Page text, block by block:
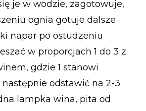
je w wodzie, zagotowuje,
ognia gotuje dalsze
napar po ostudzeniu
w proporcjach 1 do 3 z
gdzie 1 stanowi
odstawić na 2-3
lampka wina, pita od